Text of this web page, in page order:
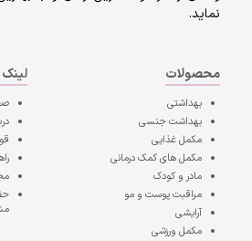
نماید.
محصولات
بهداشتی
بهداشت جنسی
مکمل غذایی
مکمل های کمک درمانی
مادر و کودک
مراقبت پوست و مو
آرایشی
مکمل ورزشی